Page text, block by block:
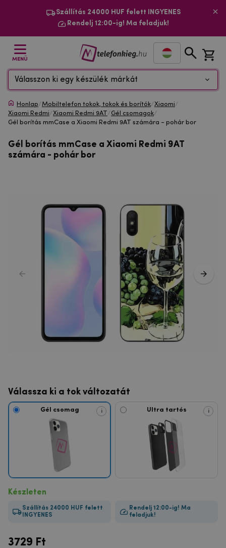
Szállítás 24000 HUF felett INGYENES
Rendelj 12:00-ig! Ma feladjuk!
MENÜ
Válasszon ki egy készülék márkát
Honlap/Mobiltelefon tokok, tokok és borítók/Xiaomi/
Xiaomi Redmi/Xiaomi Redmi 9AT/Gél csomagok/
Gél borítás mmCase a Xiaomi Redmi 9AT számára - pohár bor
Gél borítás mmCase a Xiaomi Redmi 9AT
számára - pohár bor
Válassza ki a tok változatát
Gél csomag i Ultra tartós i
Készleten
Szállítás 24000 HUF felett
INGYENES
Rendelj 12:00-ig! Ma
feladjuk!
3729 Ft